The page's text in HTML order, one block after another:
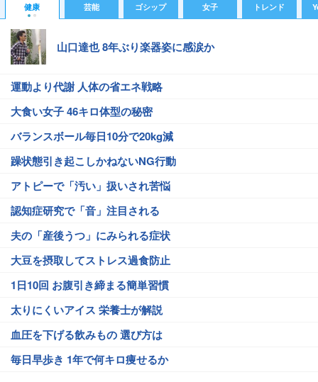
健康 芸能 ゴシップ 女子 トレンド
山口達也 8年ぶり楽器姿に感涙か
運動より代謝 人体の省エネ戦略
大食い女子 46キロ体型の秘密
バランスボール毎日10分で20kg減
躁状態引き起こしかねないNG行動
アトピーで「汚い」扱いされ苦悩
認知症研究で「音」注目される
夫の「産後うつ」にみられる症状
大豆を摂取してストレス過食防止
1日10回 お腹引き締まる簡単習慣
太りにくいアイス 栄養士が解説
血圧を下げる飲みもの 選び方は
毎日早歩き 1年で何キロ痩せるか